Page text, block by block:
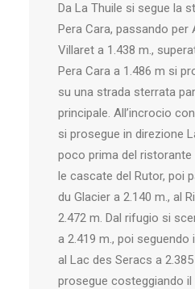
Da La Thuile si segue la
Pera Cara, passando per
Villaret a 1.438 m.,
Pera Cara a 1.486 m si
su una strada sterrata
principale. All’incrocio
si prosegue in direzione
poco prima del
le cascate del Rutor, poi
du Glacier a 2.140 m., al
2.472 m. Dal rifugio si
a 2.419 m., poi seguendo
al Lac des Seracs a
prosegue costeggiando